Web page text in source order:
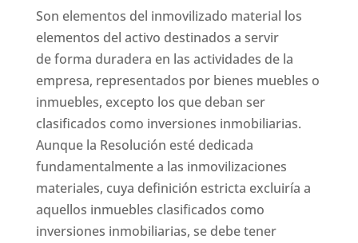
Son elementos del inmovilizado material los
elementos del activo destinados a servir
de forma duradera en las actividades de la
empresa, representados por bienes muebles o
inmuebles, excepto los que deban ser
clasificados como inversiones inmobiliarias.
Aunque la Resolución esté dedicada
fundamentalmente a las inmovilizaciones
materiales, cuya definición estricta excluiría a
aquellos inmuebles clasificados como
inversiones inmobiliarias, se debe tener